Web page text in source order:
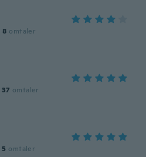
8 omtaler
37 omtaler
5 omtaler